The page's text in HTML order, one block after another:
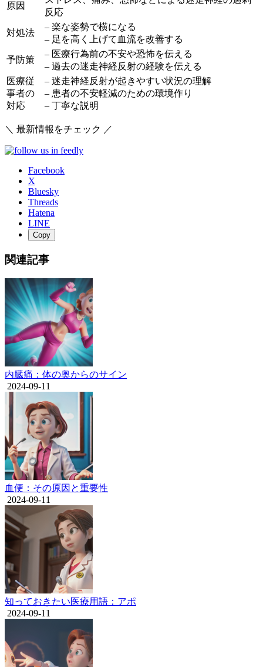
原因
反応
対処法
– 楽な姿勢で横になる
– 足を高く上げて血流を改善する
予防策
– 医療行為前の不安や恐怖を伝える
– 過去の迷走神経反射の経験を伝える
医療従
事者の
対応
– 迷走神経反射が起きやすい状況の理解
– 患者の不安軽減のための環境作り
– 丁寧な説明
＼ 最新情報をチェック ／
Facebook
X
Bluesky
Threads
Hatena
LINE
Copy
関連記事
内臓痛：体の奥からのサイン
2024-09-11
血便：その原因と重要性
2024-09-11
知っておきたい医療用語：アポ
2024-09-11